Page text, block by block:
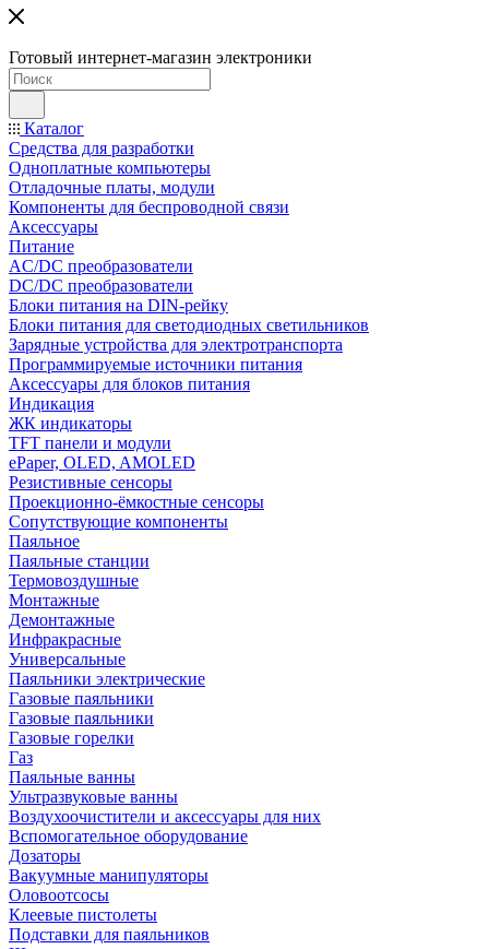
Готовый интернет-магазин электроники
Каталог
Средства для разработки
Одноплатные компьютеры
Отладочные платы, модули
Компоненты для беспроводной связи
Аксессуары
Питание
AC/DC преобразователи
DC/DC преобразователи
Блоки питания на DIN-рейку
Блоки питания для светодиодных светильников
Зарядные устройства для электротранспорта
Программируемые источники питания
Аксессуары для блоков питания
Индикация
ЖК индикаторы
TFT панели и модули
ePaper, OLED, AMOLED
Резистивные сенсоры
Проекционно-ёмкостные сенсоры
Сопутствующие компоненты
Паяльное
Паяльные станции
Термовоздушные
Монтажные
Демонтажные
Инфракрасные
Универсальные
Паяльники электрические
Газовые паяльники
Газовые паяльники
Газовые горелки
Газ
Паяльные ванны
Ультразвуковые ванны
Воздухоочистители и аксессуары для них
Вспомогательное оборудование
Дозаторы
Вакуумные манипуляторы
Оловоотсосы
Клеевые пистолеты
Подставки для паяльников